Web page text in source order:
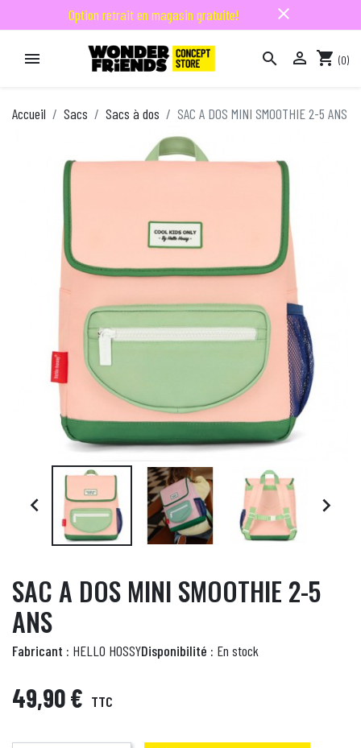
Option retrait en magasin gratuite! close
   shopping_cart (0)
Accueil Sacs Sacs à dos SAC A DOS MINI SMOOTHIE 2-5 ANS
 
SAC A DOS MINI SMOOTHIE 2-5
ANS
Fabricant : HELLO HOSSYDisponibilité : En stock
49,90 € TTC